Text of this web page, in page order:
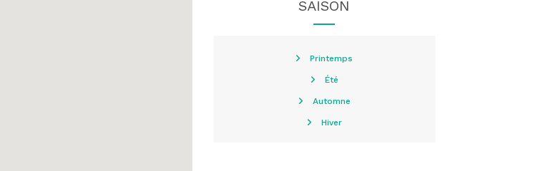
SAISON
Printemps
Été
Automne
Hiver